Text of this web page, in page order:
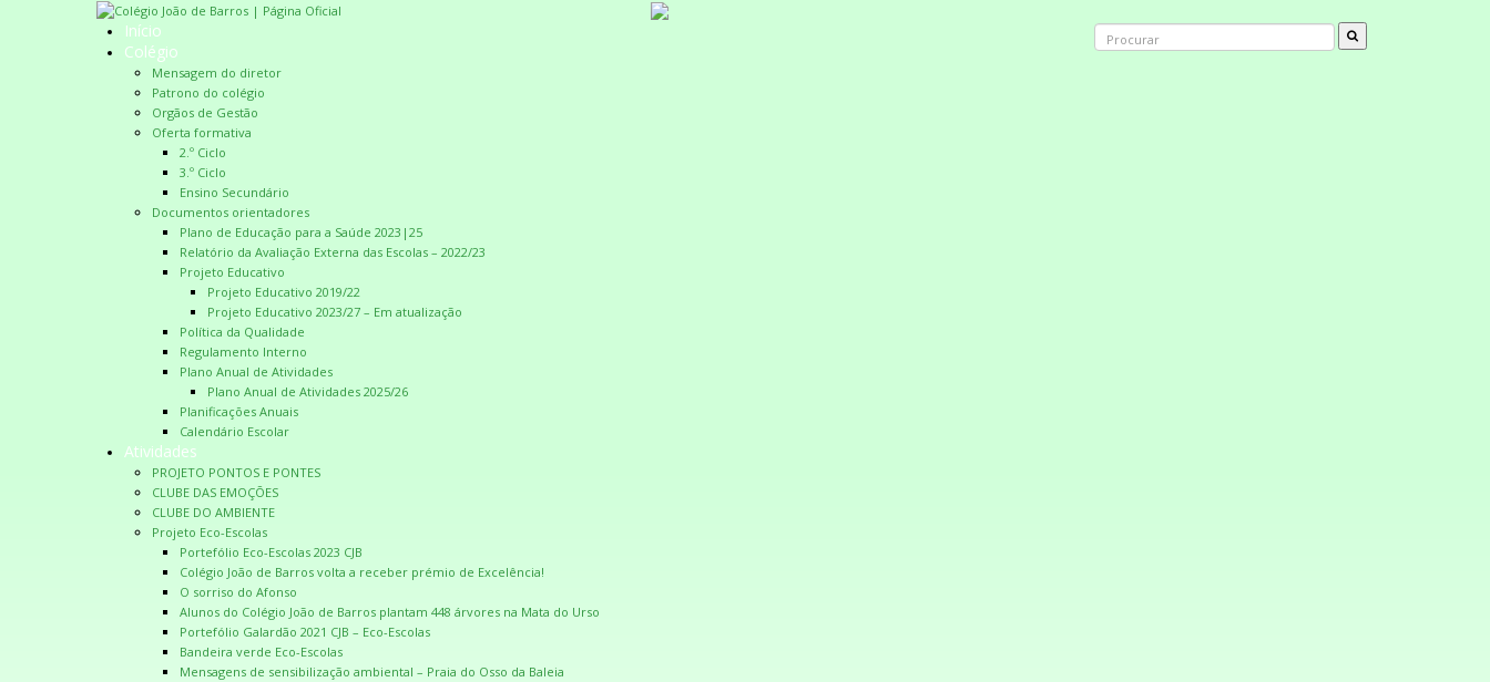
Início
Colégio
Mensagem do diretor
Patrono do colégio
Orgãos de Gestão
Oferta formativa
2.º Ciclo
3.º Ciclo
Ensino Secundário
Documentos orientadores
Plano de Educação para a Saúde 2023|25
Relatório da Avaliação Externa das Escolas – 2022/23
Projeto Educativo
Projeto Educativo 2019/22
Projeto Educativo 2023/27 – Em atualização
Política da Qualidade
Regulamento Interno
Plano Anual de Atividades
Plano Anual de Atividades 2025/26
Planificações Anuais
Calendário Escolar
Atividades
PROJETO PONTOS E PONTES
CLUBE DAS EMOÇÕES
CLUBE DO AMBIENTE
Projeto Eco-Escolas
Portefólio Eco-Escolas 2023 CJB
Colégio João de Barros volta a receber prémio de Excelência!
O sorriso do Afonso
Alunos do Colégio João de Barros plantam 448 árvores na Mata do Urso
Portefólio Galardão 2021 CJB – Eco-Escolas
Bandeira verde Eco-Escolas
Mensagens de sensibilização ambiental – Praia do Osso da Baleia